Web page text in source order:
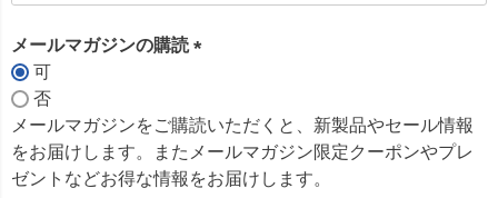
須
メールマガジンの購読
須
)
可
否
メールマガジンをご購読いただくと、新製品やセール情報
をお届けします。またメールマガジン限定クーポンやプレ
ゼントなどお得な情報をお届けします。